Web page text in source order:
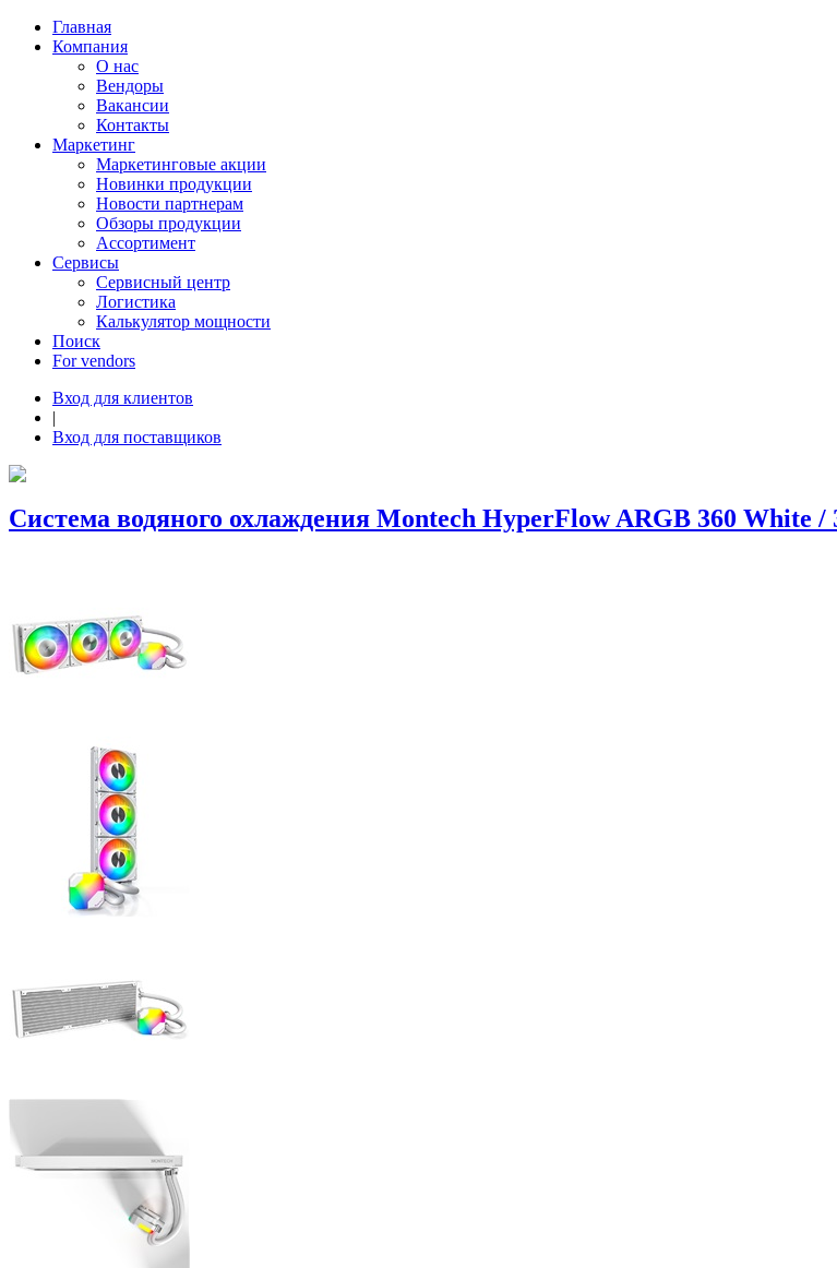
Главная
Компания
О нас
Вендоры
Вакансии
Контакты
Маркетинг
Маркетинговые акции
Новинки продукции
Новости партнерам
Обзоры продукции
Ассортимент
Сервисы
Сервисный центр
Логистика
Калькулятор мощности
Поиск
For vendors
Вход для клиентов
|
Вход для поставщиков
Система водяного охлаждения Montech HyperFlow ARGB 360 White